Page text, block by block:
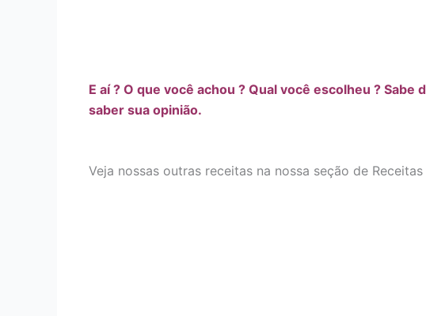
E aí ? O que você achou ? Qual você escolheu ?
saber sua opinião.
Veja nossas outras receitas na nossa seção de Receitas